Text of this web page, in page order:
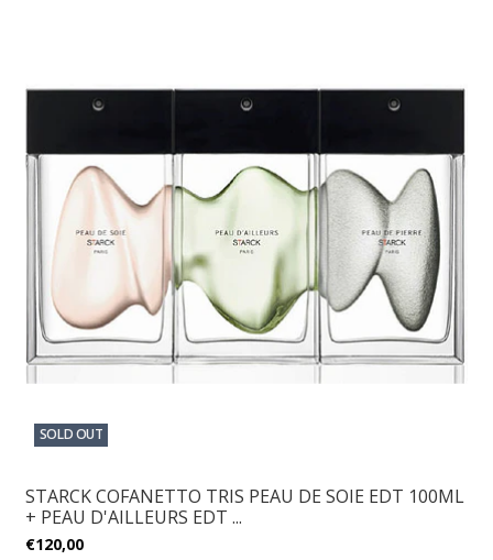
SOLD OUT
STARCK COFANETTO TRIS PEAU DE SOIE EDT 100ML
+ PEAU D'AILLEURS EDT ...
€120,00